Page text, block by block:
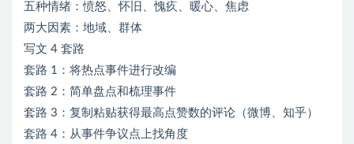
五种情绪：愤怒、怀旧、愧疚、暖心、焦虑
两大因素：地域、群体
写文 4 套路
套路 1：将热点事件进行改编
套路 2：简单盘点和梳理事件
套路 3：复制粘贴获得最高点赞数的评论（微博、知乎）
套路 4：从事件争议点上找角度